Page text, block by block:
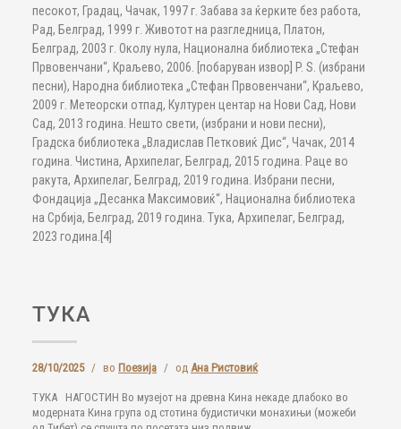
песокот, Градац, Чачак, 1997 г. Забава за ќерките без работа,
Рад, Белград, 1999 г. Животот на разгледница, Платон,
Белград, 2003 г. Околу нула, Национална библиотека „Стефан
Првовенчани“, Краљево, 2006. [побаруван извор] P. S. (избрани
песни), Народна библиотека „Стефан Првовенчани“, Краљево,
2009 г. Метеорски отпад, Културен центар на Нови Сад, Нови
Сад, 2013 година. Нешто свети, (избрани и нови песни),
Градска библиотека „Владислав Петковиќ Дис“, Чачак, 2014
година. Чистина, Архипелаг, Белград, 2015 година. Раце во
ракута, Архипелаг, Белград, 2019 година. Избрани песни,
Фондација „Десанка Максимовиќ“, Национална библиотека
на Србија, Белград, 2019 година. Тука, Архипелаг, Белград,
2023 година.[4]
ТУКА
28/10/2025 / во Поезија / од Ана Ристовиќ
ТУКА НАГОСТИН Во музејот на древна Кина некаде длабоко во
модерната Кина група од стотина будистички монахињи (можеби